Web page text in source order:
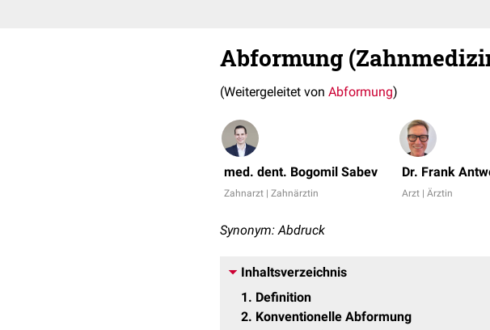
Abformung
(Weitergeleitet von Abformung)
med. dent. Bogomil Sabev
Zahnarzt | Zahnärztin
Dr. Frank
Arzt | Ärztin
Synonym: Abdruck
Inhaltsverzeichnis
1
Definition
2 Konventionelle Abformung